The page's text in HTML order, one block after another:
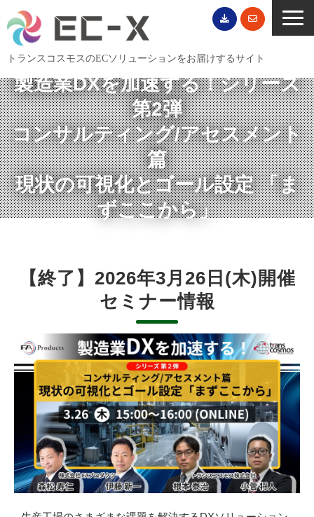
トランスコスモスのECソリューションをお届けするサイト
TOP
サービス一覧
EC導入事例
ECブログ
無料セミナー
EC資料ダウンロード
会社概要
製造業DXを加速する！シリーズ
第2弾
コンサルティング/アセスメント
篇
現状の可視化とゴール設定 「ま
ずここから」
【終了】2026年3月26日(木)開催
セミナー情報